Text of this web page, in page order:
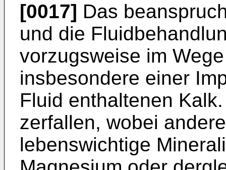
[0017] Das
und die
vorzugsweise im
insbesondere einer
Fluid enthaltenen
zerfallen, wobei
lebenswichtige